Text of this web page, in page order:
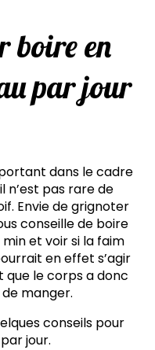
boire en
par jour
dans le cadre
n’est pas rare de
Envie de grignoter
conseille de boire
et voir si la faim
en effet s’agir
que le corps a donc
manger.
conseils pour
jour.